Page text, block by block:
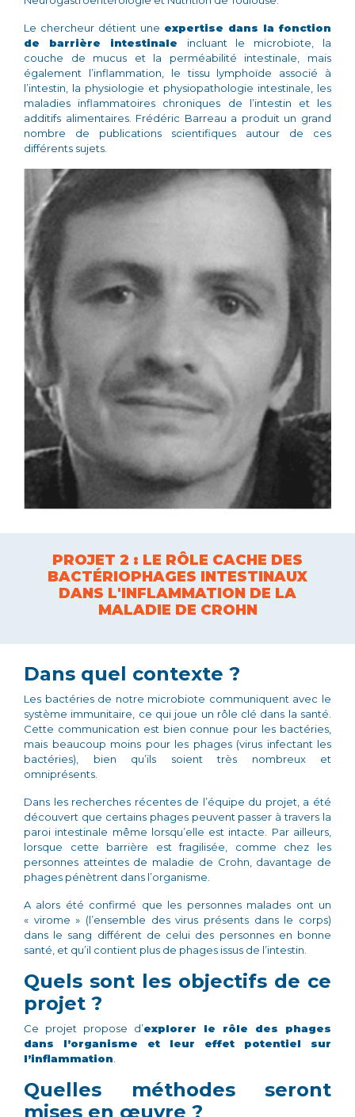
Le chercheur détient une expertise dans la fonction
de barrière intestinale
incluant le microbiote, la
couche de mucus et la perméabilité intestinale, mais
également l’inflammation, le tissu lymphoïde associé à
l’intestin, la physiologie et physiopathologie intestinale, les
maladies inflammatoires chroniques de l’intestin et les
additifs alimentaires. Frédéric Barreau a produit un grand
nombre de publications scientifiques autour de ces
différents sujets.
PROJET 2 : LE RÔLE CACHE DES
BACTÉRIOPHAGES INTESTINAUX
DANS L'INFLAMMATION DE LA
MALADIE DE CROHN
Dans quel contexte ?
Les bactéries de notre microbiote communiquent avec le
système immunitaire, ce qui joue un rôle clé dans la santé.
Cette communication est bien connue pour les bactéries,
mais beaucoup moins pour les phages (virus infectant les
bactéries), bien qu’ils soient très nombreux et
omniprésents.
Dans les recherches récentes de l’équipe du projet, a été
découvert que certains phages peuvent passer à travers la
paroi intestinale même lorsqu’elle est intacte. Par ailleurs,
lorsque cette barrière est fragilisée, comme chez les
personnes atteintes de maladie de Crohn, davantage de
phages pénètrent dans l’organisme.
A alors été confirmé que les personnes malades ont un
« virome » (l’ensemble des virus présents dans le corps)
dans le sang différent de celui des personnes en bonne
santé, et qu’il contient plus de phages issus de l’intestin.
Quels sont les objectifs de ce
projet ?
Ce projet propose d’explorer le rôle des phages
dans l’organisme et leur effet potentiel sur
l’inflammation
Quelles méthodes seront
mises en œuvre ?